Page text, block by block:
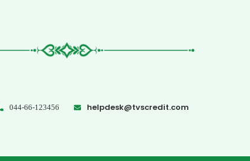
044-66-123456 helpdesk@tvscredit.com